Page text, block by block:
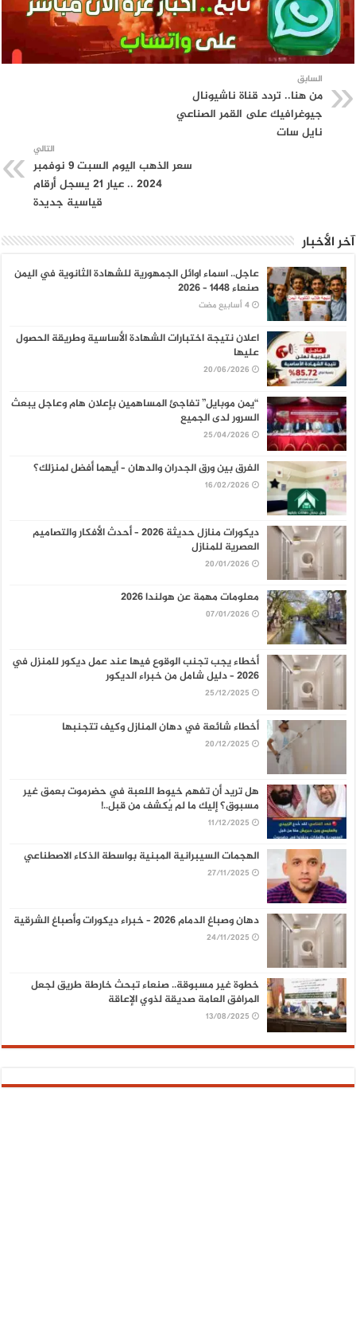
السابق
من هنا.. تردد قناة ناشيونال
جيوغرافيك على القمر الصناعي
نايل سات
التالي
سعر الذهب اليوم السبت 9 نوفمبر
2024 .. عيار 21 يسجل أرقام
قياسية جديدة
آخر الأخبار
عاجل.. اسماء اوائل الجمهورية للشهادة الثانوية في اليمن
صنعاء 1448 – 2026
اعلان نتيجة اختبارات الشهادة الأساسية وطريقة الحصول
عليها
20/06/2026
“يمن موبايل” تفاجئ المساهمين بإعلان هام وعاجل يبعث
السرور لدى الجميع
25/04/2026
الفرق بين ورق الجدران والدهان – أيهما أفضل لمنزلك؟
16/02/2026
ديكورات منازل حديثة 2026 – أحدث الأفكار والتصاميم
العصرية للمنازل
20/01/2026
معلومات مهمة عن هولندا 2026
07/01/2026
أخطاء يجب تجنب الوقوع فيها عند عمل ديكور للمنزل في
2026 – دليل شامل من خبراء الديكور
25/12/2025
أخطاء شائعة في دهان المنازل وكيف تتجنبها
20/12/2025
هل تريد أن تفهم خيوط اللعبة في حضرموت بعمق غير
مسبوق؟ إليك ما لم يُكشف من قبل..!
11/12/2025
الهجمات السيبرانية المبنية بواسطة الذكاء الاصطناعي
27/11/2025
دهان وصباغ الدمام 2026 – خبراء ديكورات وأصباغ الشرقية
24/11/2025
خطوة غير مسبوقة.. صنعاء تبحث خارطة طريق لجعل
المرافق العامة صديقة لذوي الإعاقة
13/08/2025